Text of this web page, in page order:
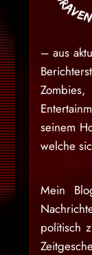
– aus
seinem
welche
Mein
politisch